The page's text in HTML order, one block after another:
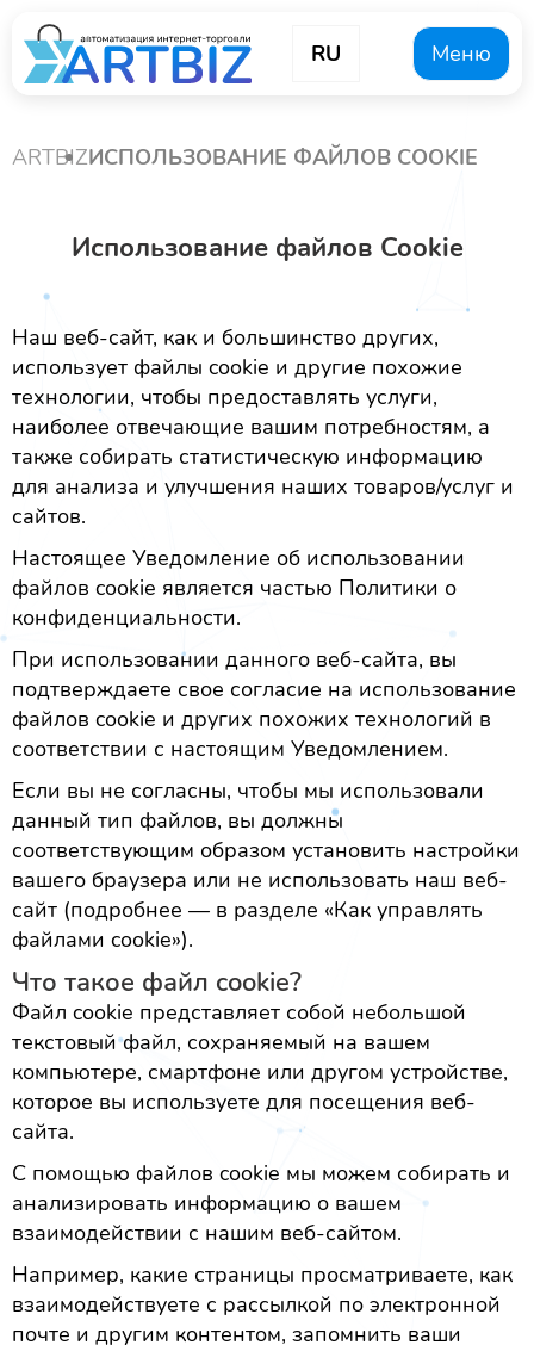
RU Меню
ARTBIZИСПОЛЬЗОВАНИЕ ФАЙЛОВ COOKIE
Использование файлов Cookie
Наш веб-сайт, как и большинство других,
использует файлы cookie и другие похожие
технологии, чтобы предоставлять услуги,
наиболее отвечающие вашим потребностям, а
также собирать статистическую информацию
для анализа и улучшения наших товаров/услуг и
сайтов.
Настоящее Уведомление об использовании
файлов cookie является частью Политики о
конфиденциальности.
При использовании данного веб-сайта, вы
подтверждаете свое согласие на использование
файлов cookie и других похожих технологий в
соответствии с настоящим Уведомлением.
Если вы не согласны, чтобы мы использовали
данный тип файлов, вы должны
соответствующим образом установить настройки
вашего браузера или не использовать наш веб-
сайт (подробнее — в разделе «Как управлять
файлами cookie»).
Что такое файл cookie?
Файл cookie представляет собой небольшой
текстовый файл, сохраняемый на вашем
компьютере, смартфоне или другом устройстве,
которое вы используете для посещения веб-
сайта.
С помощью файлов cookie мы можем собирать и
анализировать информацию о вашем
взаимодействии с нашим веб-сайтом.
Например, какие страницы просматриваете, как
взаимодействуете с рассылкой по электронной
почте и другим контентом, запомнить ваши